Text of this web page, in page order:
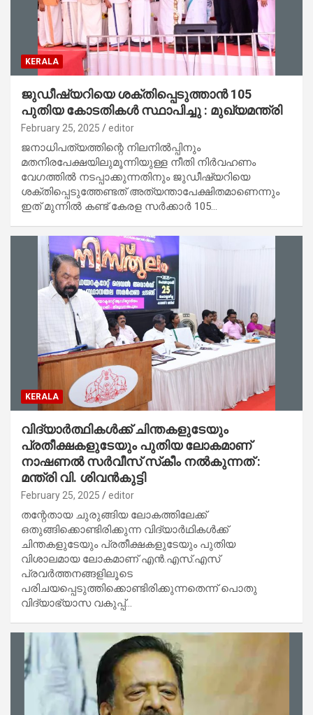
KERALA
ജുഡീഷ്യറിയെ ശക്തിപ്പെടുത്താൻ 105
പുതിയ കോടതികള്‍ സ്ഥാപിച്ചു : മുഖ്യമന്ത്രി
February 25, 2025 editor
ജനാധിപത്യത്തിന്റെ നിലനില്‍പ്പിനും
മതനിരപേക്ഷയിലുമൂന്നിയുള്ള നീതി നിര്‍വഹണം
വേഗത്തില്‍ നടപ്പാക്കുന്നതിനും ജുഡീഷ്യറിയെ
ശക്തിപ്പെടുത്തേണ്ടത് അത്യന്താപേക്ഷിതമാണെന്നും
ഇത് മുന്നില്‍ കണ്ട് കേരള സര്‍ക്കാര്‍ 105…
KERALA
വിദ്യാർത്ഥികൾക്ക് ചിന്തകളുടേയും
പ്രതീക്ഷകളുടേയും പുതിയ ലോകമാണ്
നാഷണൽ സർവീസ് സ്‌കീം നൽകുന്നത് :
മന്ത്രി വി. ശിവൻകുട്ടി
February 25, 2025 editor
തന്റേതായ ചുരുങ്ങിയ ലോകത്തിലേക്ക്
ഒതുങ്ങിക്കൊണ്ടിരിക്കുന്ന വിദ്യാർഥികൾക്ക്
ചിന്തകളുടേയും പ്രതീക്ഷകളുടേയും പുതിയ
വിശാലമായ ലോകമാണ് എൻ.എസ്.എസ്
പ്രവർത്തനങ്ങളിലൂടെ
പരിചയപ്പെടുത്തിക്കൊണ്ടിരിക്കുന്നതെന്ന് പൊതു
വിദ്യാഭ്യാസ വകുപ്പ്…